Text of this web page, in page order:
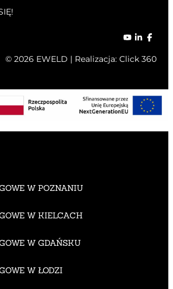
© 2026 EWELD | Realizacja: Click 360
W POZNANIU
W KIELCACH
W GDAŃSKU
W ŁODZI